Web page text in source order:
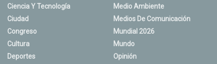
Ciencia Y Tecnología
Ciudad
Congreso
Cultura
Deportes
Medio Ambiente
Medios De Comunicación
Mundial 2026
Mundo
Opinión